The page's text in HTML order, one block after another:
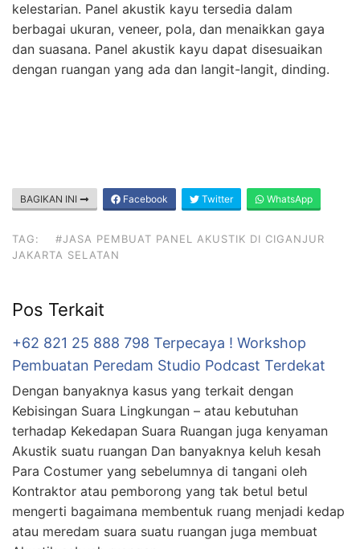
kelestarian. Panel akustik kayu tersedia dalam
berbagai ukuran, veneer, pola, dan menaikkan gaya
dan suasana. Panel akustik kayu dapat disesuaikan
dengan ruangan yang ada dan langit-langit, dinding.
BAGIKAN INI Facebook Twitter WhatsApp
TAG:
#JASA PEMBUAT PANEL AKUSTIK DI CIGANJUR
JAKARTA SELATAN
Pos Terkait
+62 821 25 888 798 Terpecaya ! Workshop
Pembuatan Peredam Studio Podcast Terdekat
Dengan banyaknya kasus yang terkait dengan
Kebisingan Suara Lingkungan – atau kebutuhan
terhadap Kekedapan Suara Ruangan juga kenyaman
Akustik suatu ruangan Dan banyaknya keluh kesah
Para Costumer yang sebelumnya di tangani oleh
Kontraktor atau pemborong yang tak betul betul
mengerti bagaimana membentuk ruang menjadi kedap
atau meredam suara suatu ruangan juga membuat